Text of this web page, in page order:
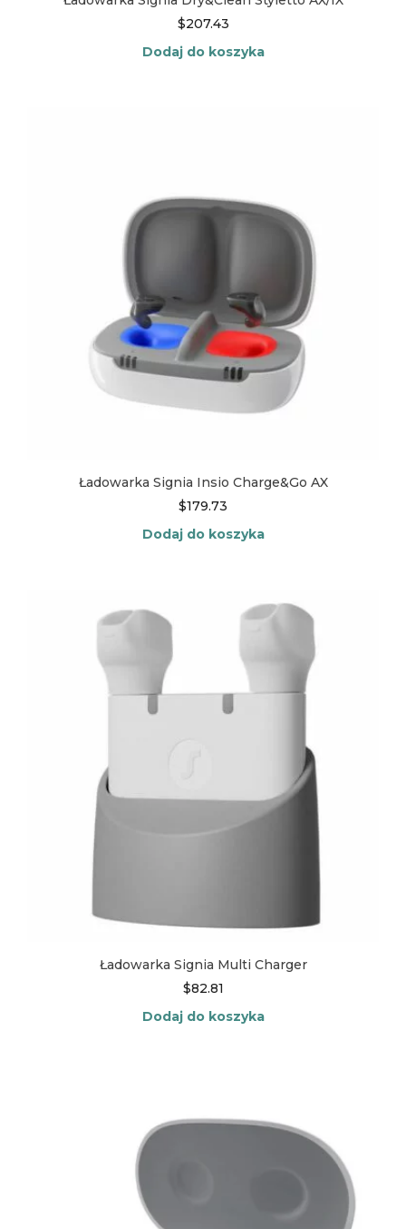
$207.43
Dodaj do koszyka
Ładowarka Signia Insio Charge&Go AX
$179.73
Dodaj do koszyka
Ładowarka Signia Multi Charger
$82.81
Dodaj do koszyka